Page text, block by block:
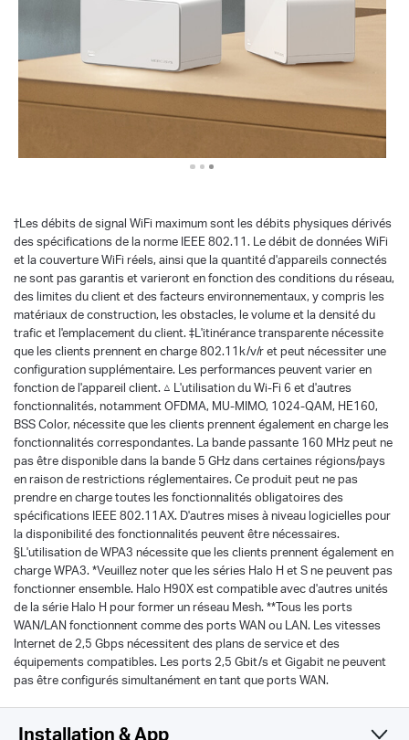
†Les débits de signal WiFi maximum sont les débits physiques dérivés
des spécifications de la norme IEEE 802.11. Le débit de données WiFi
et la couverture WiFi réels, ainsi que la quantité d'appareils connectés
ne sont pas garantis et varieront en fonction des conditions du réseau,
des limites du client et des facteurs environnementaux, y compris les
matériaux de construction, les obstacles, le volume et la densité du
trafic et l'emplacement du client. ‡L'itinérance transparente nécessite
que les clients prennent en charge 802.11k/v/r et peut nécessiter une
configuration supplémentaire. Les performances peuvent varier en
fonction de l'appareil client. △ L'utilisation du Wi-Fi 6 et d'autres
fonctionnalités, notamment OFDMA, MU-MIMO, 1024-QAM, HE160,
BSS Color, nécessite que les clients prennent également en charge les
fonctionnalités correspondantes. La bande passante 160 MHz peut ne
pas être disponible dans la bande 5 GHz dans certaines régions/pays
en raison de restrictions réglementaires. Ce produit peut ne pas
prendre en charge toutes les fonctionnalités obligatoires des
spécifications IEEE 802.11AX. D'autres mises à niveau logicielles pour
la disponibilité des fonctionnalités peuvent être nécessaires.
§L'utilisation de WPA3 nécessite que les clients prennent également en
charge WPA3. *Veuillez noter que les séries Halo H et S ne peuvent pas
fonctionner ensemble. Halo H90X est compatible avec d'autres unités
de la série Halo H pour former un réseau Mesh. **Tous les ports
WAN/LAN fonctionnent comme des ports WAN ou LAN. Les vitesses
Internet de 2,5 Gbps nécessitent des plans de service et des
équipements compatibles. Les ports 2,5 Gbit/s et Gigabit ne peuvent
pas être configurés simultanément en tant que ports WAN.
Installation & App